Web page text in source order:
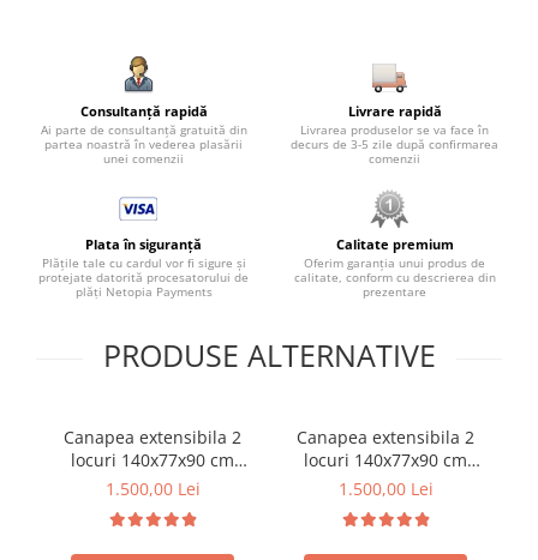
Consultanță rapidă
Ai parte de consultanță gratuită din
partea noastră în vederea plasării
unei comenzii
Livrare rapidă
Livrarea produselor se va face în
decurs de 3-5 zile după confirmarea
comenzii
Plata în siguranță
Plățile tale cu cardul vor fi sigure și
protejate datorită procesatorului de
plăți Netopia Payments
Calitate premium
Oferim garanția unui produs de
calitate, conform cu descrierea din
prezentare
PRODUSE ALTERNATIVE
Canapea extensibila 2
locuri 140x77x90 cm
Tapitata Catifea Neagra
1.500,00 Lei
Canapea extensibila 2
locuri 140x77x90 cm
Tapitata Catifea Verde
1.500,00 Lei